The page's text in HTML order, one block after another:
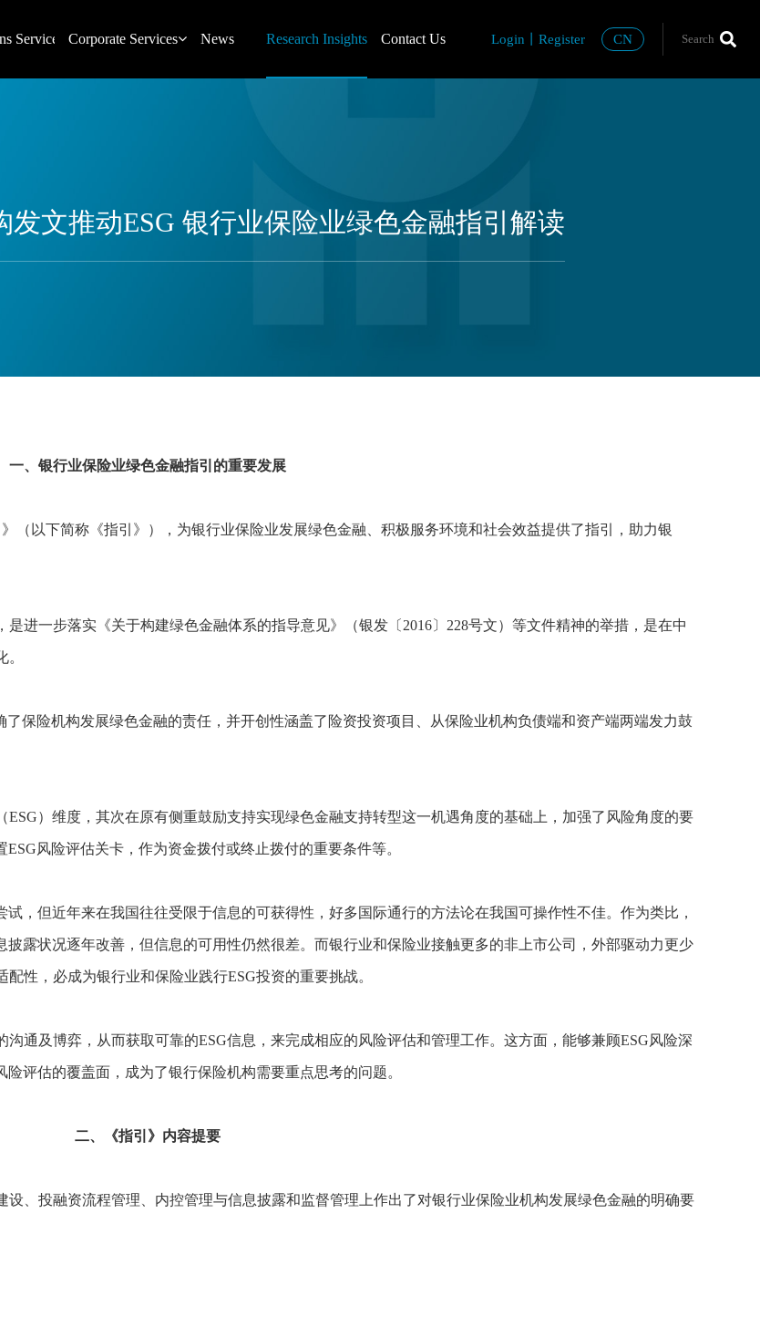
Services Corporate Services News Research Insights Contact Us Login 丨Register CN
发文推动ESG 银行业保险业绿色金融指引解读
一、银行业保险业绿色金融指引的重要发展
（以下简称《指引》），为银行业保险业发展绿色金融、积极服务环境和社会效益提供了指引，助力银
是进一步落实《关于构建绿色金融体系的指导意见》（银发〔2016〕228号文）等文件精神的举措，是在中
保险机构发展绿色金融的责任，并开创性涵盖了险资投资项目、从保险业机构负债端和资产端两端发力鼓
）维度，其次在原有侧重鼓励支持实现绿色金融支持转型这一机遇角度的基础上，加强了风险角度的要
风险评估关卡，作为资金拨付或终止拨付的重要条件等。
，但近年来在我国往往受限于信息的可获得性，好多国际通行的方法论在我国可操作性不佳。作为类比，
露状况逐年改善，但信息的可用性仍然很差。而银行业和保险业接触更多的非上市公司，外部驱动力更少
性，必成为银行业和保险业践行ESG投资的重要挑战。
通及博弈，从而获取可靠的ESG信息，来完成相应的风险评估和管理工作。这方面，能够兼顾ESG风险深
评估的覆盖面，成为了银行保险机构需要重点思考的问题。
二、《指引》内容提要
设、投融资流程管理、内控管理与信息披露和监督管理上作出了对银行业保险业机构发展绿色金融的明确要